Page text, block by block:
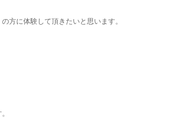
方に体験して頂きたいと思います。